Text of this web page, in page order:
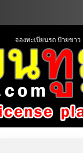
จองทะเบียนรถ ป้ายขาว